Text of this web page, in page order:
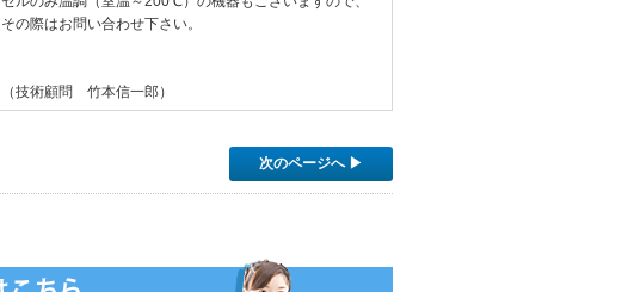
その際はお問い合わせ下さい。
（技術顧問 竹本信一郎）
次のページへ ▶